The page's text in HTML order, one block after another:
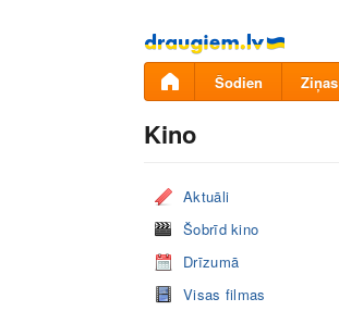
Pāriet
uz
saturu
Šodien Ziņas
Kino
Aktuāli
Šobrīd kino
Drīzumā
Visas filmas